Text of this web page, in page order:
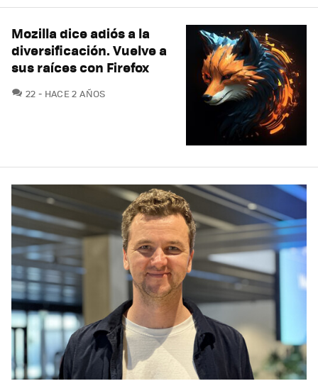
Mozilla dice adiós a la
diversificación. Vuelve a
sus raíces con Firefox
22 COMENTARIOS
HACE 2 AÑOS